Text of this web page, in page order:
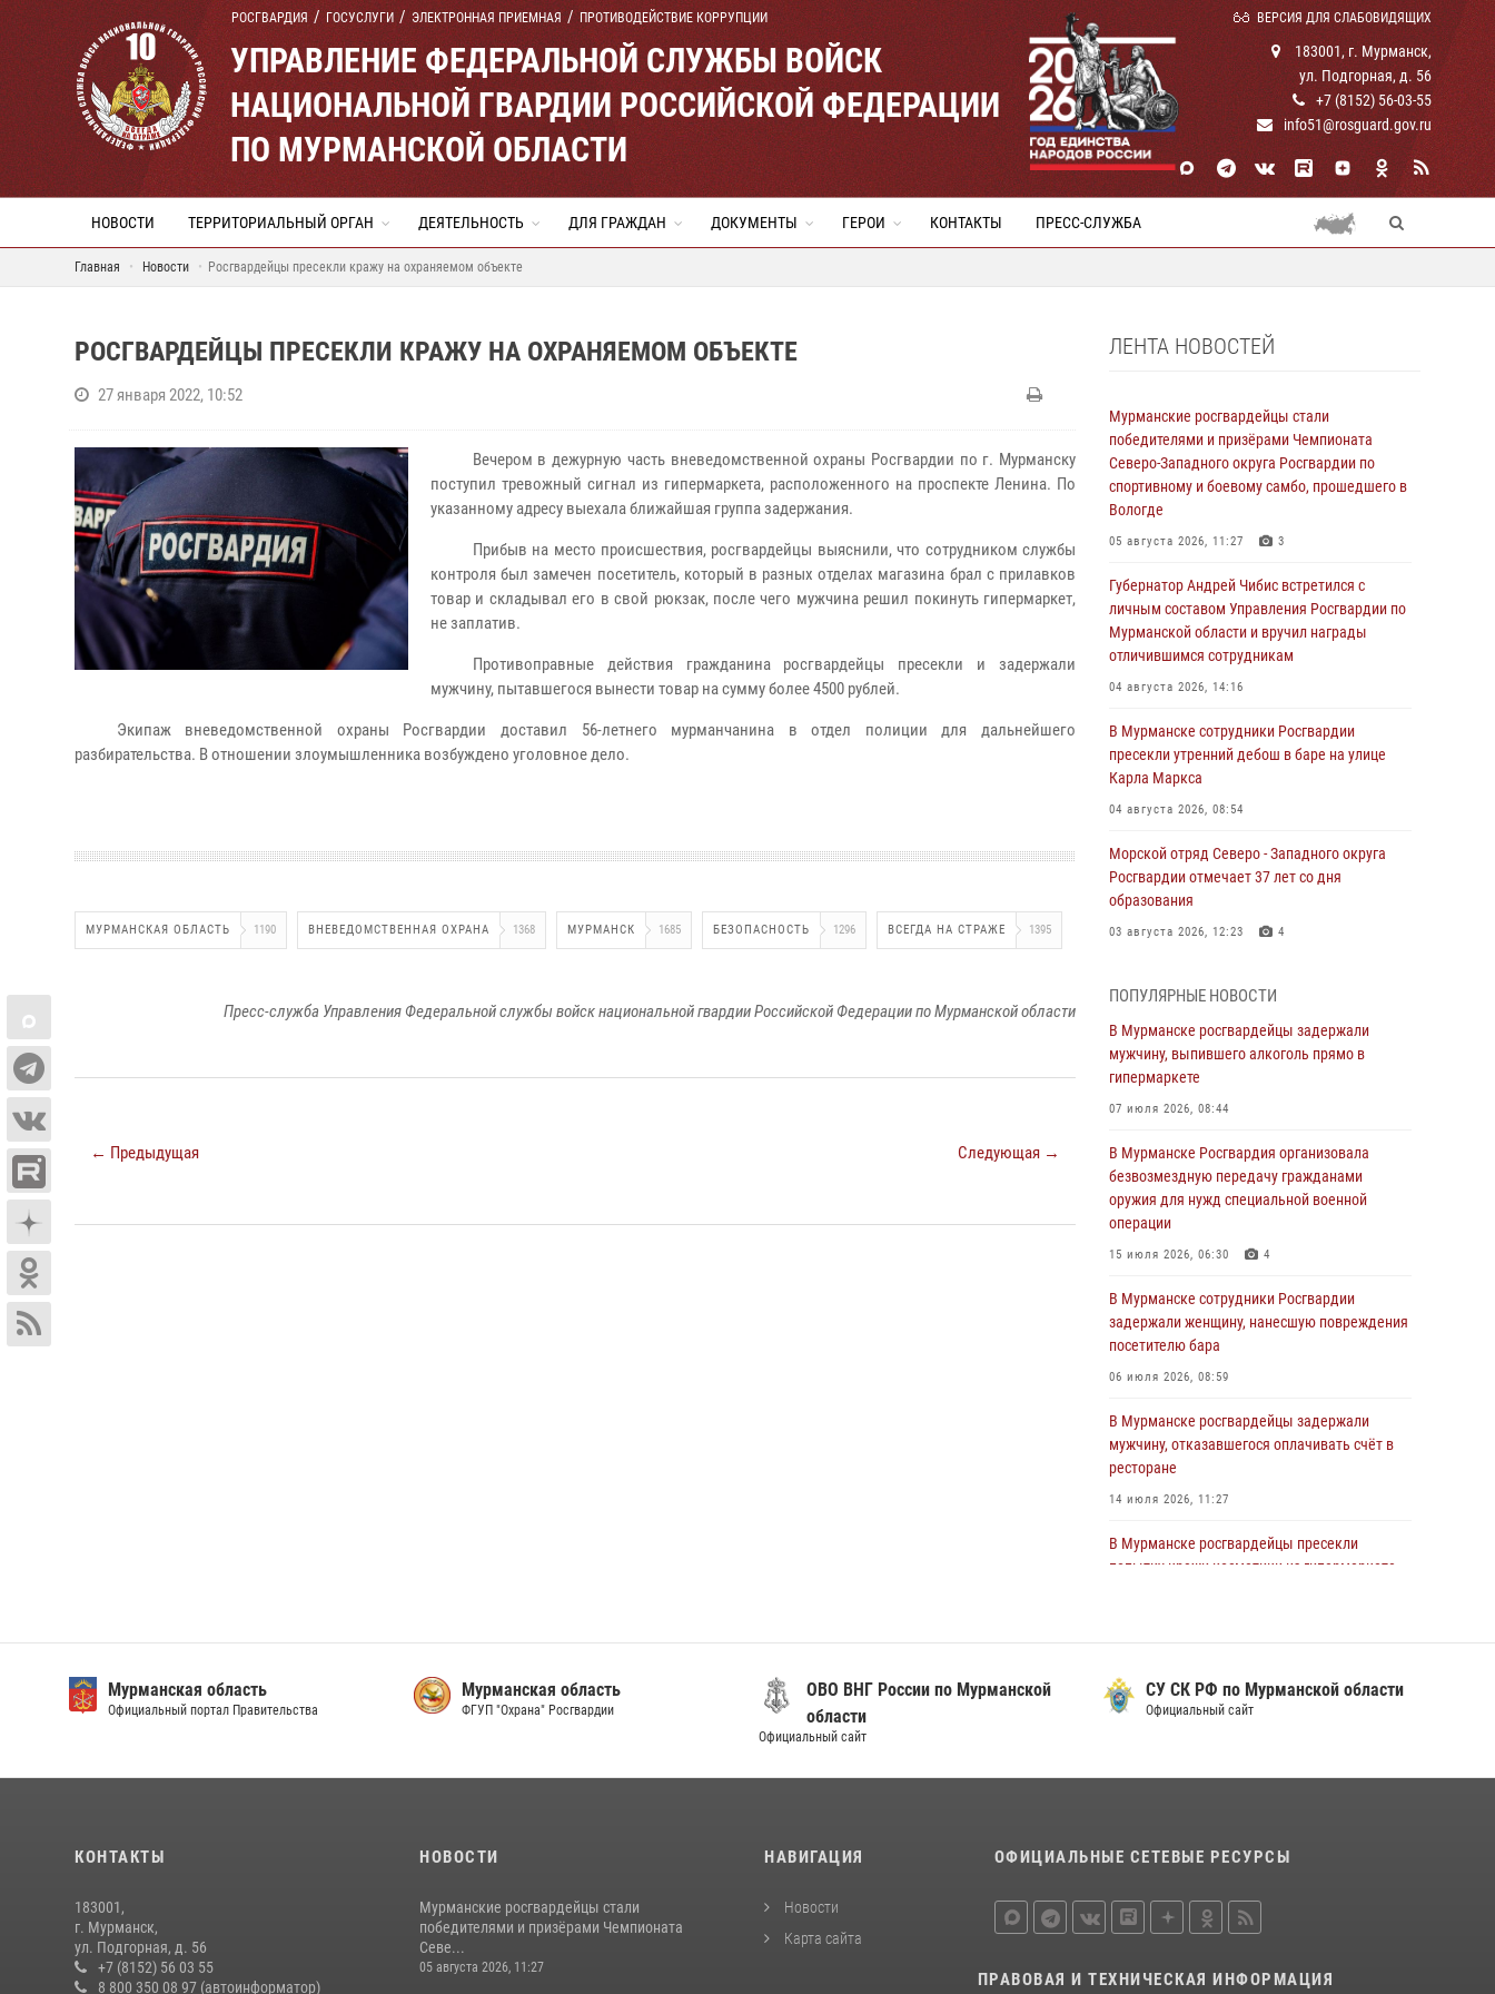
РОСГВАРДИЯ ГОСУСЛУГИ ЭЛЕКТРОННАЯ ПРИЕМНАЯ ПРОТИВОДЕЙСТВИЕ КОРРУПЦИИ ВЕРСИЯ ДЛЯ СЛАБОВИДЯЩИХ
УПРАВЛЕНИЕ ФЕДЕРАЛЬНОЙ СЛУЖБЫ ВОЙСК
НАЦИОНАЛЬНОЙ ГВАРДИИ РОССИЙСКОЙ ФЕДЕРАЦИИ
ПО МУРМАНСКОЙ ОБЛАСТИ
183001, г. Мурманск,
ул. Подгорная, д. 56
+7 (8152) 56-03-55
info51@rosguard.gov.ru
НОВОСТИ ТЕРРИТОРИАЛЬНЫЙ ОРГАН ДЕЯТЕЛЬНОСТЬ ДЛЯ ГРАЖДАН ДОКУМЕНТЫ ГЕРОИ КОНТАКТЫ ПРЕСС-СЛУЖБА
Главная Новости Росгвардейцы пресекли кражу на охраняемом объекте
РОСГВАРДЕЙЦЫ ПРЕСЕКЛИ КРАЖУ НА ОХРАНЯЕМОМ ОБЪЕКТЕ
27 января 2022, 10:52
Вечером в дежурную часть вневедомственной охраны Росгвардии по г. Мурманску
поступил тревожный сигнал из гипермаркета, расположенного на проспекте Ленина. По
указанному адресу выехала ближайшая группа задержания.
Прибыв на место происшествия, росгвардейцы выяснили, что сотрудником службы
контроля был замечен посетитель, который в разных отделах магазина брал с прилавков
товар и складывал его в свой рюкзак, после чего мужчина решил покинуть гипермаркет,
не заплатив.
Противоправные действия гражданина росгвардейцы пресекли и задержали
мужчину, пытавшегося вынести товар на сумму более 4500 рублей.
Экипаж вневедомственной охраны Росгвардии доставил 56-летнего мурманчанина в отдел полиции для дальнейшего
разбирательства. В отношении злоумышленника возбуждено уголовное дело.
МУРМАНСКАЯ ОБЛАСТЬ 1190 ВНЕВЕДОМСТВЕННАЯ ОХРАНА 1368 МУРМАНСК 1685 БЕЗОПАСНОСТЬ 1296 ВСЕГДА НА СТРАЖЕ 1395
Пресс-служба Управления Федеральной службы войск национальной гвардии Российской Федерации по Мурманской области
← Предыдущая Следующая →
ЛЕНТА НОВОСТЕЙ
Мурманские росгвардейцы стали
победителями и призёрами Чемпионата
Северо-Западного округа Росгвардии по
спортивному и боевому самбо, прошедшего в
Вологде
05 августа 2026, 11:27 3
Губернатор Андрей Чибис встретился с
личным составом Управления Росгвардии по
Мурманской области и вручил награды
отличившимся сотрудникам
04 августа 2026, 14:16
В Мурманске сотрудники Росгвардии
пресекли утренний дебош в баре на улице
Карла Маркса
04 августа 2026, 08:54
Морской отряд Северо - Западного округа
Росгвардии отмечает 37 лет со дня
образования
03 августа 2026, 12:23 4
Росгвардии пресекли хулиганские действия
дебошира на автозаправочной станции
03 августа 2026, 09:12
по антитеррористической защищенности для
членов избирательных комиссий в
31 июля 2026, 08:48
не оплатившего счет в ресторане
30 июля 2026, 14:09
занятие совместно с МЧС России
30 июля 2026, 14:05
посвященное Дню памяти святого
пресекли ночной дебош в баре на улице
Орликовой
ПОПУЛЯРНЫЕ НОВОСТИ
В Мурманске росгвардейцы задержали
мужчину, выпившего алкоголь прямо в
гипермаркете
07 июля 2026, 08:44
В Мурманске Росгвардия организовала
безвозмездную передачу гражданами
оружия для нужд специальной военной
операции
15 июля 2026, 06:30 4
В Мурманске сотрудники Росгвардии
задержали женщину, нанесшую повреждения
посетителю бара
06 июля 2026, 08:59
В Мурманске росгвардейцы задержали
мужчину, отказавшегося оплачивать счёт в
ресторане
14 июля 2026, 11:27
В Мурманске росгвардейцы пресекли
попытку кражи косметики из гипермаркета
В Кандалакше росгвардейцы задержали
гостинице
13 июля 2026, 09:11
16 июля 2026, 07:26
В Мурманске росгвардейцы пресекли
хулиганские действия местной жительницы,
магазине - буфете
Мурманская область
Официальный портал Правительства
Мурманская область
ФГУП "Охрана" Росгвардии
ОВО ВНГ России по Мурманской
области
Официальный сайт
СУ СК РФ по Мурманской области
Официальный сайт
КОНТАКТЫ
183001,
г. Мурманск,
ул. Подгорная, д. 56
+7 (8152) 56 03 55
8 800 350 08 97 (автоинформатор)
НОВОСТИ
Мурманские росгвардейцы стали
победителями и призёрами Чемпионата
Севе...
05 августа 2026, 11:27
НАВИГАЦИЯ
Новости
Карта сайта
ОФИЦИАЛЬНЫЕ СЕТЕВЫЕ РЕСУРСЫ
ПРАВОВАЯ И ТЕХНИЧЕСКАЯ ИНФОРМАЦИЯ